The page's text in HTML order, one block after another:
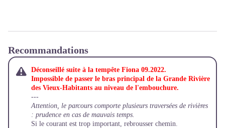
Recommandations
Déconseillé suite à la tempête Fiona 09.2022.
Impossible de passer le bras principal de la Grande Rivière
des Vieux-Habitants au niveau de l'embouchure.
---
Attention, le parcours comporte plusieurs traversées de rivières
: prudence en cas de mauvais temps.
Si le courant est trop important, rebrousser chemin.